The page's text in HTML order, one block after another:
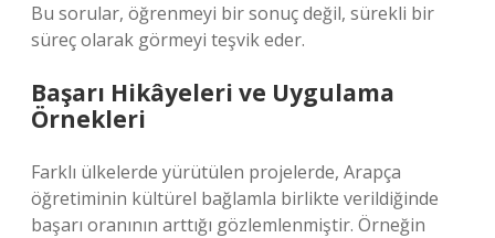
Bu sorular, öğrenmeyi bir sonuç değil, sürekli bir
süreç olarak görmeyi teşvik eder.
Başarı Hikâyeleri ve Uygulama
Örnekleri
Farklı ülkelerde yürütülen projelerde, Arapça
öğretiminin kültürel bağlamla birlikte verildiğinde
başarı oranının arttığı gözlemlenmiştir. Örneğin